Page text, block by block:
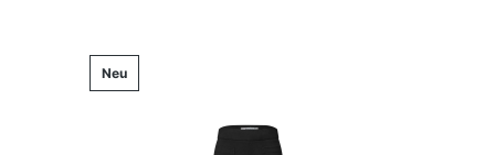
Neu